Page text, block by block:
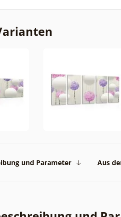
und Parameter Aus